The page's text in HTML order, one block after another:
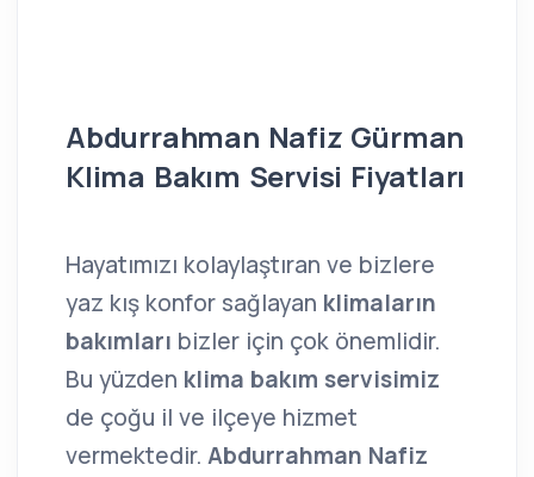
Abdurrahman Nafiz Gürman
Klima Bakım Servisi Fiyatları
Hayatımızı kolaylaştıran ve bizlere
yaz kış konfor sağlayan klimaların
bakımları bizler için çok önemlidir.
Bu yüzden klima bakım servisimiz
de çoğu il ve ilçeye hizmet
vermektedir. Abdurrahman Nafiz